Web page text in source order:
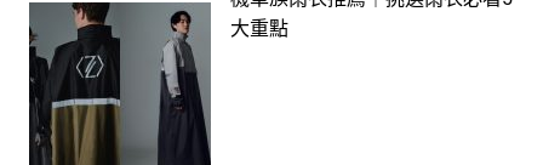
大重點